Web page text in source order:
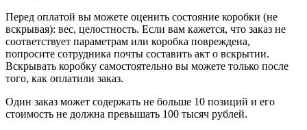
Перед оплатой вы можете оценить состояние коробки (не
вскрывая): вес, целостность. Если вам кажется, что заказ не
соответствует параметрам или коробка повреждена,
попросите сотрудника почты составить акт о вскрытии.
Вскрывать коробку самостоятельно вы можете только после
того, как оплатили заказ.
Один заказ может содержать не больше 10 позиций и его
стоимость не должна превышать 100 тысяч рублей.